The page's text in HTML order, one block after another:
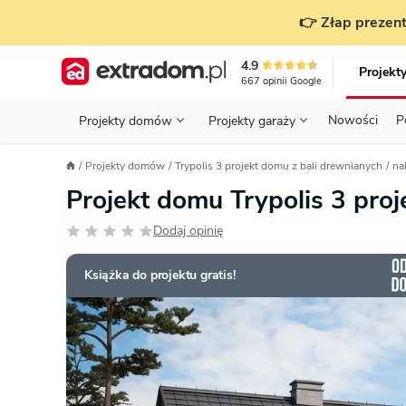
👉 Złap
4.9
667 opinii Google
Projekty domów Projekty garaży Nowości
Projekty domów Projekty garaży
Parterowe Piętrowe do 70 m²
KONDYGNACJE
POWIERZCHNIA
GARAŻ
DACH
KONSTRUKCJA
STYL
ZABUDOWA
STANOWISKA
TYP
Zobacz wszystkie kategorie
PRZED BUDOWĄ - ETAP 1
Działka
WYBIERAM PROJEKT - ETAP 2
BUDUJĘ DOM - ETAP 3
URZĄDZAM DOM - ETAP 4
PRZEPISY I FORMALNOŚCI
FINANSE I KOSZTY
OZE
Projekty domów Trypolis 3 projekt domu z bali drewnianych
Projekt domu Trypolis 3
Dodaj opinię
Książka do projektu gratis!